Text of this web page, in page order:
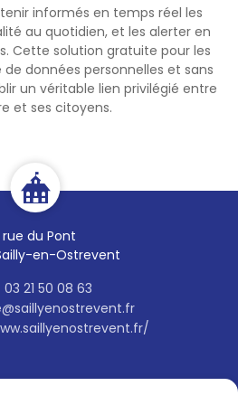
informés en temps réel les
au quotidien, et les alerter en
Cette solution gratuite pour les
données personnelles et sans
un véritable lien privilégié entre
et ses citoyens.
rue du Pont
en-Ostrevent
03 21 50 08 63